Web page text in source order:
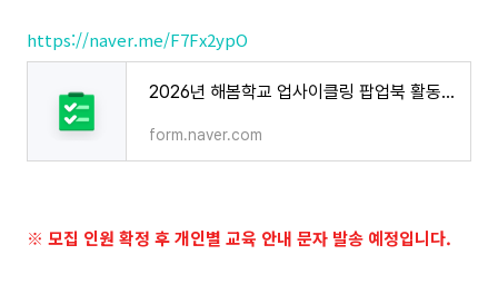
https://naver.me/F7Fx2ypO
2026년 해봄학교 업사이클링 팝업북 활동가 과정 교육신청서 및 개인정보 수집 동의서
form.naver.com
※ 모집 인원 확정 후 개인별 교육 안내 문자 발송 예정입니다.